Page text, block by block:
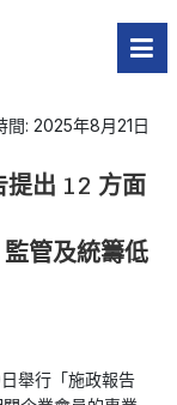
間: 2025年8月21日
出 12 方面
管及統籌低
舉行「施政報告